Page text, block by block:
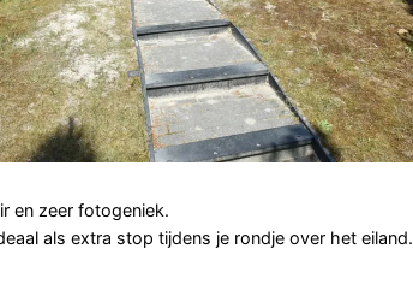
en zeer fotogeniek.
als extra stop tijdens je rondje over het eiland.